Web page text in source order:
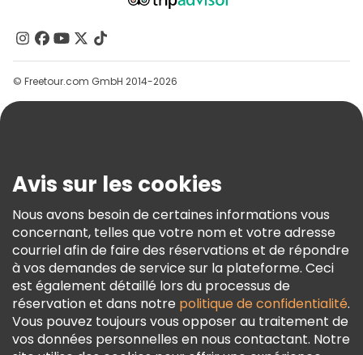
Contactez-Nous
Groupes
Aide
Conditions Générales Et Mentions Légales
Politique En Matière De Cookies
Freetour Prix
Programme De Fidélité
© Freetour.com GmbH 2014-2026
Avis sur les cookies
Nous avons besoin de certaines informations vous
concernant, telles que votre nom et votre adresse
courriel afin de faire des réservations et de répondre
à vos demandes de service sur la plateforme. Ceci
est également détaillé lors du processus de
réservation et dans notre politique de confidentialité.
Vous pouvez toujours vous opposer au traitement de
vos données personnelles en nous contactant. Notre